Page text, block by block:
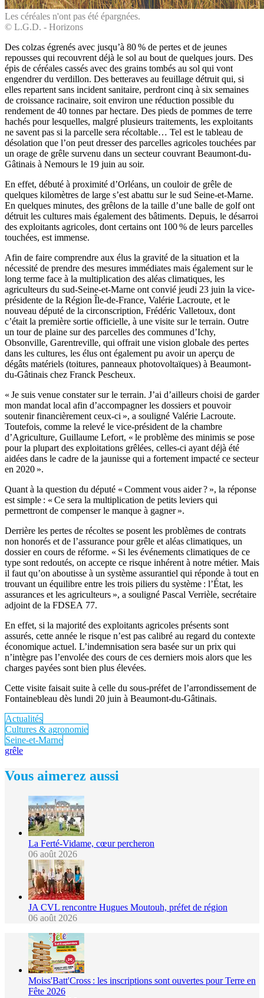
Les céréales n'ont pas été épargnées.
© L.G.D. - Horizons
Des colzas égrenés avec jusqu’à 80 % de pertes et de jeunes
repousses qui recouvrent déjà le sol au bout de quelques jours. Des
épis de céréales cassés avec des grains tombés au sol qui vont
engendrer du verdillon. Des betteraves au feuillage détruit qui, si
elles repartent sans incident sanitaire, perdront cinq à six semaines
de croissance racinaire, soit environ une réduction possible du
rendement de 40 tonnes par hectare. Des pieds de pommes de terre
hachés pour lesquelles, malgré plusieurs traitements, les exploitants
ne savent pas si la parcelle sera récoltable… Tel est le tableau de
désolation que l’on peut dresser des parcelles agricoles touchées par
un orage de grêle survenu dans un secteur couvrant ­Beaumont-du-
Gâtinais à Nemours le 19 juin au soir.
En effet, débuté à proximité d’Orléans, un couloir de grêle de
quelques kilomètres de large s’est abattu sur le sud Seine-et-Marne.
En quelques minutes, des grêlons de la taille d’une balle de golf ont
détruit les cultures mais également des bâtiments. Depuis, le désarroi
des exploitants agricoles, dont certains ont 100 % de leurs parcelles
touchées, est immense.
Afin de faire comprendre aux élus la gravité de la situation et la
nécessité de prendre des mesures immédiates mais également sur le
long terme face à la multiplication des aléas climatiques, les
agriculteurs du sud-Seine-et-Marne ont convié jeudi 23 juin la vice-
présidente de la Région Île-de-France, Valérie Lacroute, et le
nouveau député de la circonscription, Frédéric Valletoux, dont
c’était la première sortie officielle, à une visite sur le terrain. Outre
un tour de plaine sur des parcelles des communes d’Ichy,
Obsonville, Garentreville, qui offrait une vision globale des pertes
dans les cultures, les élus ont également pu avoir un aperçu de
dégâts matériels (toitures, panneaux photovoltaïques) à ­Beaumont-
du-Gâtinais chez Franck Pescheux.
« Je suis venue constater sur le terrain. J’ai d’ailleurs choisi de garder
mon mandat local afin d’accompagner les dossiers et pouvoir
soutenir financièrement ceux-ci », a souligné Valérie Lacroute.
Toutefois, comme la relevé le vice-président de la chambre
d’Agriculture, Guillaume Lefort, « le problème des minimis se pose
pour la plupart des exploitations grêlées, celles-ci ayant déjà été
aidées dans le cadre de la jaunisse qui a fortement impacté ce secteur
en 2020 ».
Quant à la question du député « Comment vous aider ? », la réponse
est simple : « Ce sera la multiplication de petits leviers qui
permettront de compenser le manque à gagner ».
Derrière les pertes de récoltes se posent les problèmes de contrats
non honorés et de l’assurance pour grêle et aléas climatiques, un
dossier en cours de réforme. « Si les événements climatiques de ce
type sont redoutés, on accepte ce risque inhérent à notre métier. Mais
il faut qu’on aboutisse à un système assurantiel qui réponde à tout en
trouvant un équilibre entre les trois piliers du système : l’État, les
assurances et les agriculteurs », a souligné Pascal Verrièle, secrétaire
adjoint de la FDSEA 77.
En effet, si la majorité des exploitants agricoles présents sont
assurés, cette année le risque n’est pas calibré au regard du contexte
économique actuel. L’indemnisation sera basée sur un prix qui
n’intègre pas l’envolée des cours de ces derniers mois alors que les
charges payées sont bien plus élevées.
Cette visite faisait suite à celle du sous-préfet de l’arrondissement de
Fontainebleau dès lundi 20 juin à Beaumont-du-Gâtinais.
Actualités
Cultures & agronomie
Seine-et-Marne
grêle
Vous aimerez aussi
La Ferté-Vidame, cœur percheron
06 août 2026
JA CVL rencontre Hugues Moutouh, préfet de région
06 août 2026
Moiss'Batt'Cross : les inscriptions sont ouvertes pour Terre en
Fête 2026